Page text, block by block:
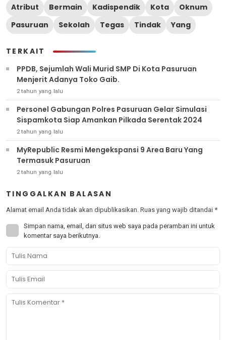
Atribut Bermain Kadispendik Kota
Oknum
Pasuruan
Sekolah Tegas Tindak Yang
TERKAIT
PPDB, Sejumlah Wali Murid SMP Di Kota Pasuruan
Menjerit Adanya Toko Gaib.
2 tahun yang lalu
Personel Gabungan Polres Pasuruan Gelar Simulasi
Sispamkota Siap Amankan Pilkada Serentak 2024
2 tahun yang lalu
MyRepublic Resmi Mengekspansi 9 Area Baru Yang
Termasuk Pasuruan
2 tahun yang lalu
TINGGALKAN BALASAN
Alamat email Anda tidak akan dipublikasikan. Ruas yang wajib ditandai *
Simpan nama, email, dan situs web saya pada peramban ini untuk
komentar saya berikutnya.